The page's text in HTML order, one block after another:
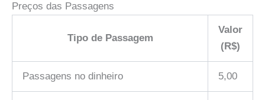
Preços das Passagens
Tipo de Passagem
Valor
(R$)
Passagens no dinheiro 5,00